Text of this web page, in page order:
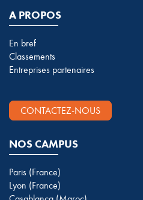
A PROPOS
En bref
Classements
Entreprises partenaires
CONTACTEZ-NOUS
NOS CAMPUS
Paris (France)
Lyon (France)